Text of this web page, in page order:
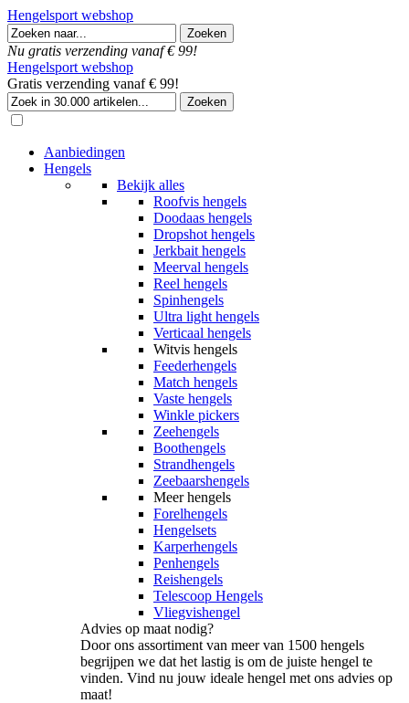
Hengelsport webshop
Nu gratis verzending vanaf € 99!
Hengelsport webshop
Gratis verzending vanaf € 99!
Aanbiedingen
Hengels
Bekijk alles
Roofvis hengels
Doodaas hengels
Dropshot hengels
Jerkbait hengels
Meerval hengels
Reel hengels
Spinhengels
Ultra light hengels
Verticaal hengels
Witvis hengels
Feederhengels
Match hengels
Vaste hengels
Winkle pickers
Zeehengels
Boothengels
Strandhengels
Zeebaarshengels
Meer hengels
Forelhengels
Hengelsets
Karperhengels
Penhengels
Reishengels
Telescoop Hengels
Vliegvishengel
Advies op maat nodig?
Door ons assortiment van meer van 1500 hengels
begrijpen we dat het lastig is om de juiste hengel te
vinden. Vind nu jouw ideale hengel met ons advies op
maat!